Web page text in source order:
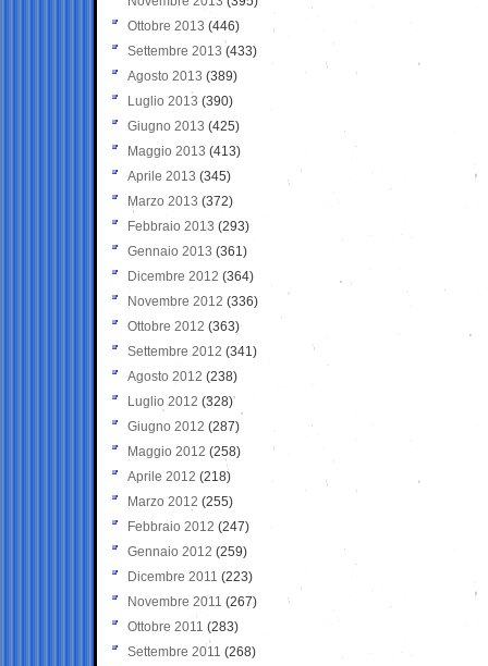
Ottobre 2013 (446)
Settembre 2013 (433)
Agosto 2013 (389)
Luglio 2013 (390)
Giugno 2013 (425)
Maggio 2013 (413)
Aprile 2013 (345)
Marzo 2013 (372)
Febbraio 2013 (293)
Gennaio 2013 (361)
Dicembre 2012 (364)
Novembre 2012 (336)
Ottobre 2012 (363)
Settembre 2012 (341)
Agosto 2012 (238)
Luglio 2012 (328)
Giugno 2012 (287)
Maggio 2012 (258)
Aprile 2012 (218)
Marzo 2012 (255)
Febbraio 2012 (247)
Gennaio 2012 (259)
Dicembre 2011 (223)
Novembre 2011 (267)
Ottobre 2011 (283)
Settembre 2011 (268)